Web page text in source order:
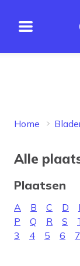
Open menu
Home
Alle
Plaatsen
A B C D
P
Q R S
3
4 5 6 7